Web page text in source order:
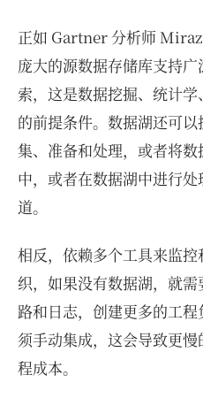
正如 Gartner 分析师
庞大的源数据存储库支持
索，这是数据挖掘、统计
的前提条件。数据湖还可
集、准备和处理，或者将
中，或者在数据湖中进行
道。
相反，依赖多个工具来监
织，如果没有数据湖，就
路和日志，创建更多的工
须手动集成，这会导致更
程成本。